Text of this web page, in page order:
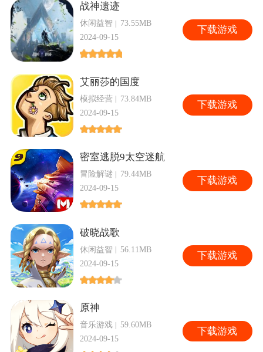
战神遗迹
休闲益智
73.55MB
2024-09-15
下载游戏
艾丽莎的国度
模拟经营
73.84MB
2024-09-15
下载游戏
密室逃脱9太空迷航
冒险解谜
79.44MB
2024-09-15
下载游戏
破晓战歌
休闲益智
56.11MB
2024-09-15
下载游戏
原神
音乐游戏
59.60MB
2024-09-15
下载游戏